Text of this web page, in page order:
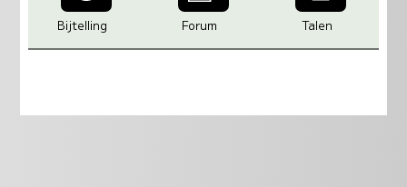
Bijtelling Forum Talen